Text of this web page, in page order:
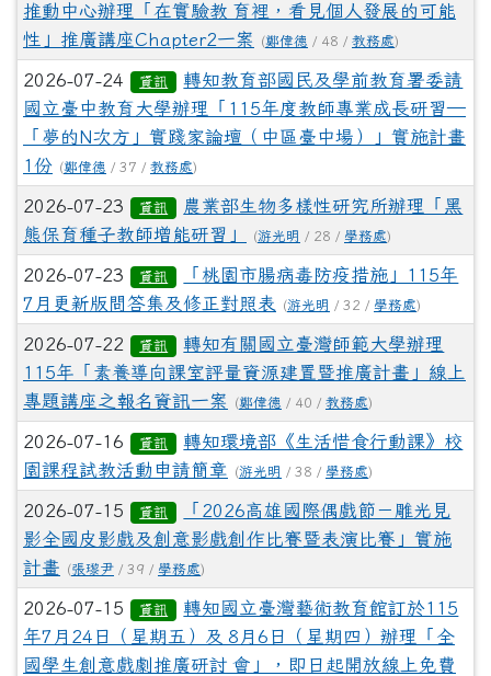
推動中心辦理「在實驗教 育裡，看見個人發展的可能
性」推廣講座Chapter2一案
(鄭偉德 / 48 / 教務處)
2026-07-24 資訊
轉知教育部國民及學前教育署委請
國立臺中教育大學辦理「115年度教師專業成長研習—
「夢的N次方」實踐家論壇（中區臺中場）」實施計畫
1份 (鄭偉德 / 37 / 教務處)
2026-07-23 資訊
農業部生物多樣性研究所辦理「黑
熊保育種子教師增能研習」
(游光明 / 28 / 學務處)
2026-07-23 資訊
「桃園市腸病毒防疫措施」115年
7月更新版問答集及修正對照表
(游光明 / 32 / 學務處)
2026-07-22 資訊
轉知有關國立臺灣師範大學辦理
115年「素養導向課室評量資源建置暨推廣計畫」線上
專題講座之報名資訊一案
(鄭偉德 / 40 / 教務處)
2026-07-16 資訊
轉知環境部《生活惜食行動課》校
園課程試教活動申請簡章
(游光明 / 38 / 學務處)
2026-07-15 資訊
「2026高雄國際偶戲節－雕光見
影全國皮影戲及創意影戲創作比賽暨表演比賽」實施
計畫
(張瓈尹 / 39 / 學務處)
2026-07-15 資訊
轉知國立臺灣藝術教育館訂於115
年7月24日（星期五）及 8月6日（星期四）辦理「全
國學生創意戲劇推廣研討 會」，即日起開放線上免費